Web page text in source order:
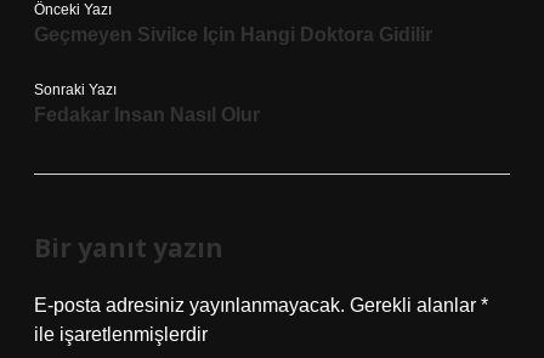
Önceki Yazı
Geçmeyen Sivilce Için Hangi Doktora Gidilir
Sonraki Yazı
Fedakar Insan Nasıl Olur
Bir yanıt yazın
E-posta adresiniz yayınlanmayacak. Gerekli alanlar *
ile işaretlenmişlerdir